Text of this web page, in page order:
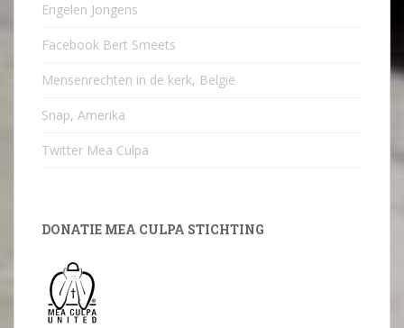
Engelen Jongens
Facebook Bert Smeets
Mensenrechten in de kerk, België
Snap, Amerika
Twitter Mea Culpa
DONATIE MEA CULPA STICHTING